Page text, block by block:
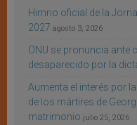
Himno oficial de la
2027 agosto 3, 2026
ONU se pronuncia
desaparecido por la
Aumenta el interés por
de los mártires de
matrimonio julio 25, 2026